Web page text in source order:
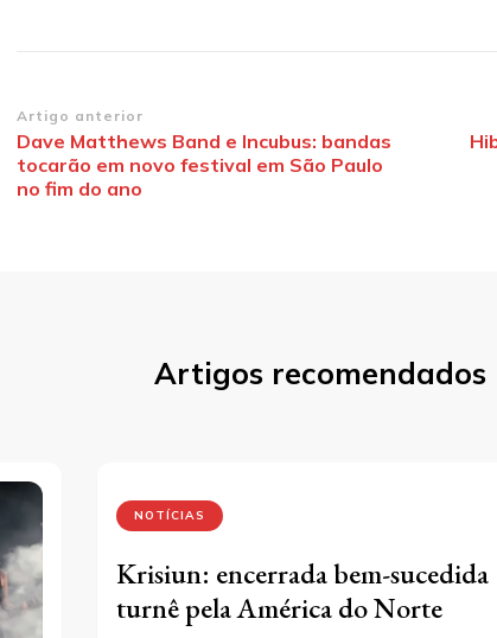
Navegação
de
post
Artigo anterior
Dave Matthews Band e Incubus: bandas
tocarão em novo festival em São Paulo
no fim do ano
Artigos recomendados
NOTÍCIAS
Krisiun: encerrada bem-sucedida
turnê pela América do Norte